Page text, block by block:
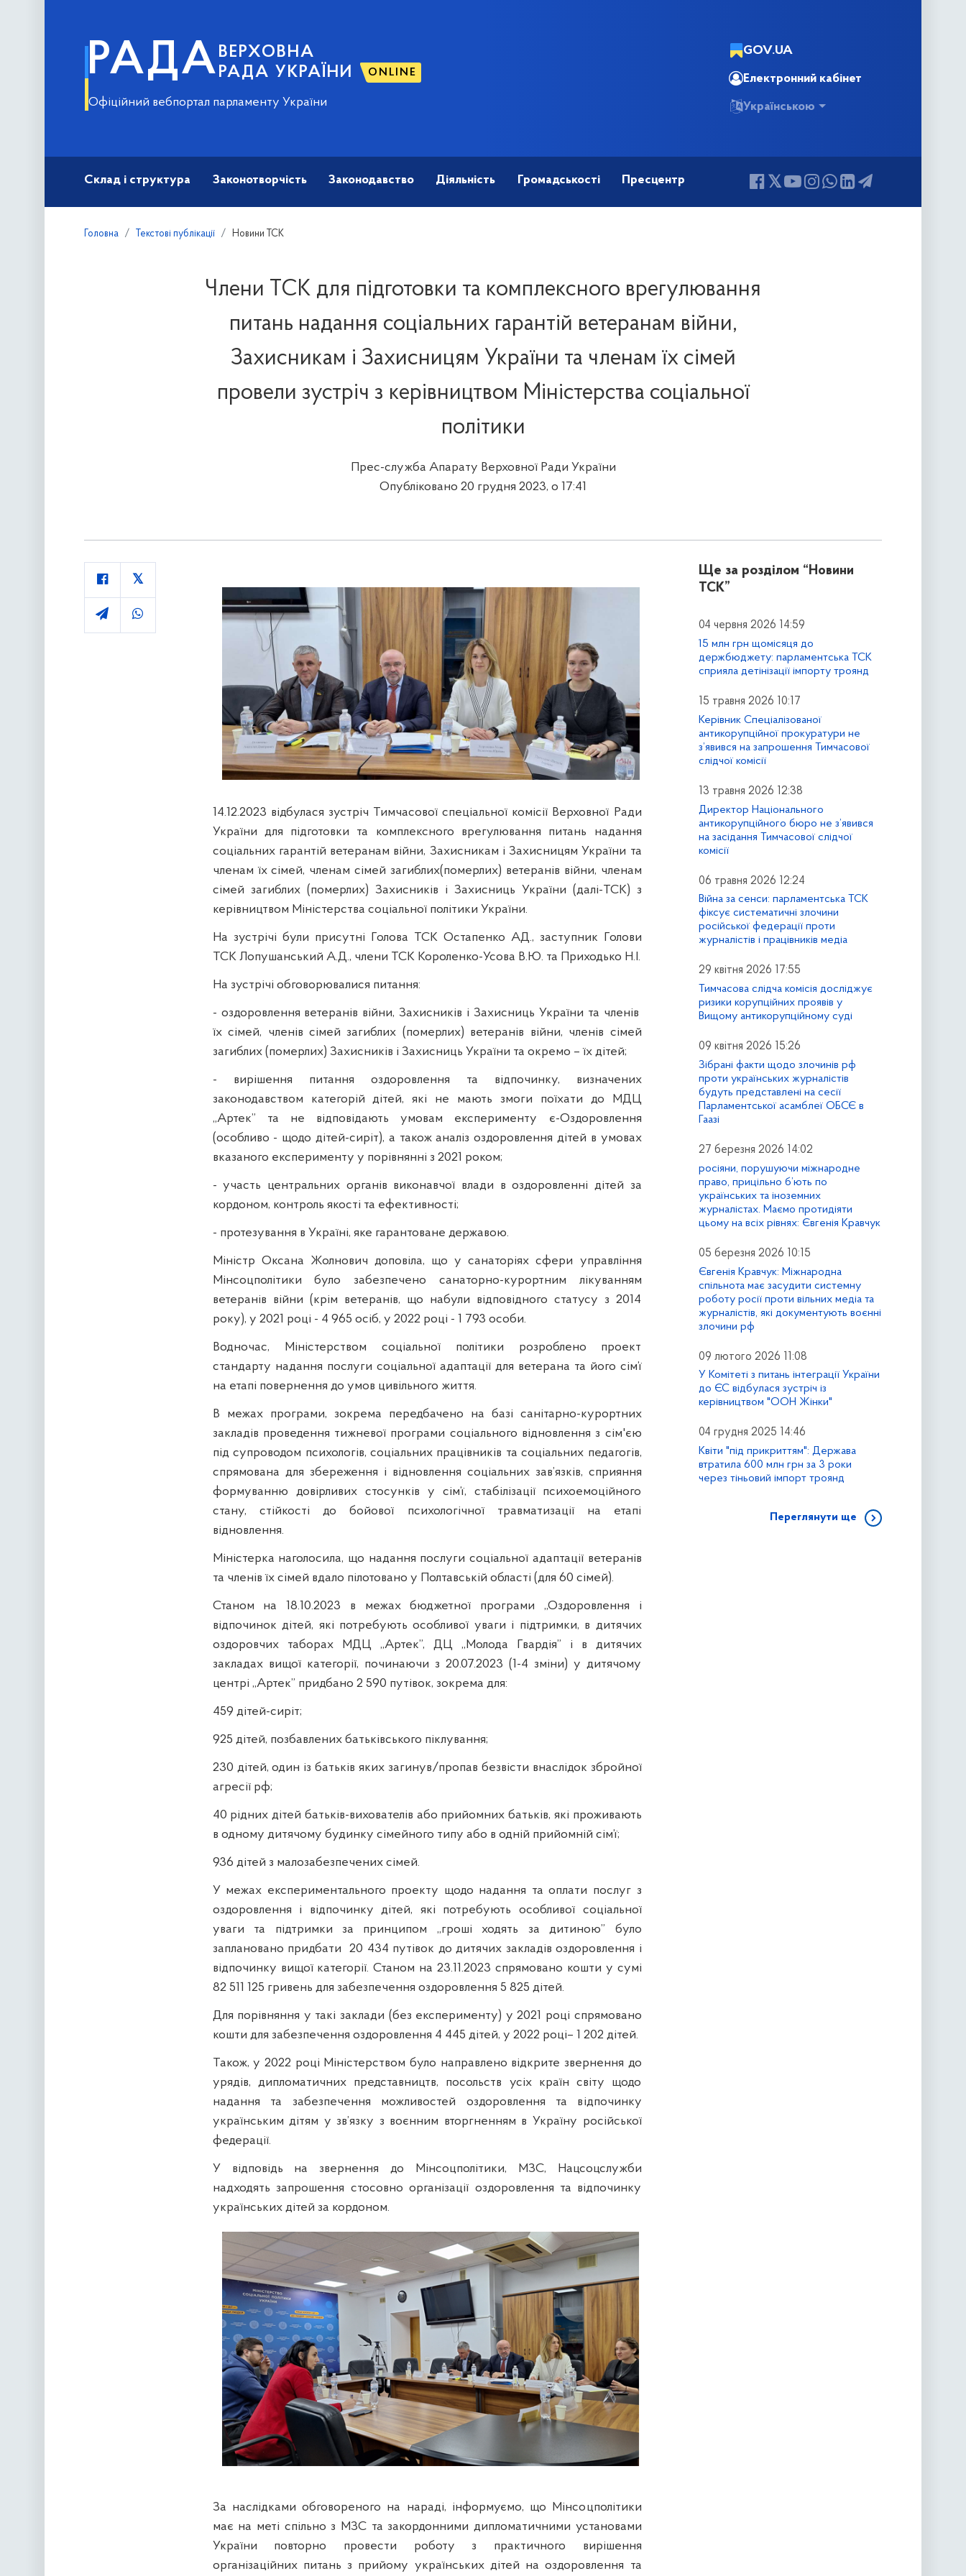
РАДА ВЕРХОВНА
РАДА УКРАЇНИ
ONLINE
Офіційний вебпортал парламенту України
GOV.UA
Електронний кабінет
Українською
Склад і структура Законотворчість Законодавство Діяльність Громадськості Пресцентр
Головна Текстові публікації Новини ТСК
Члени ТСК для підготовки та комплексного врегулювання
питань надання соціальних гарантій ветеранам війни,
Захисникам і Захисницям України та членам їх сімей
провели зустріч з керівництвом Міністерства соціальної
політики
Прес-служба Апарату Верховної Ради України
Опубліковано 20 грудня 2023, о 17:41
14.12.2023 відбулася зустріч Тимчасової спеціальної комісії Верховної Ради
України для підготовки та комплексного врегулювання питань надання
соціальних гарантій ветеранам війни, Захисникам і Захисницям України та
членам їх сімей, членам сімей загиблих(померлих) ветеранів війни, членам
сімей загиблих (померлих) Захисників і Захисниць України (далі-ТСК) з
керівництвом Міністерства соціальної політики України.
На зустрічі були присутні Голова ТСК Остапенко АД., заступник Голови
ТСК Лопушанський А.Д., члени ТСК Короленко-Усова В.Ю. та Приходько Н.І.
На зустрічі обговорювалися питання:
- оздоровлення ветеранів війни, Захисників і Захисниць України та членів
їх сімей, членів сімей загиблих (померлих) ветеранів війни, членів сімей
загиблих (померлих) Захисників і Захисниць України та окремо – їх дітей;
- вирішення питання оздоровлення та відпочинку, визначених
законодавством категорій дітей, які не мають змоги поїхати до МДЦ
„Артек” та не відповідають умовам експерименту є-Оздоровлення
(особливо - щодо дітей-сиріт), а також аналіз оздоровлення дітей в умовах
вказаного експерименту у порівнянні з 2021 роком;
- участь центральних органів виконавчої влади в оздоровленні дітей за
кордоном, контроль якості та ефективності;
- протезування в Україні, яке гарантоване державою.
Міністр Оксана Жолнович доповіла, що у санаторіях сфери управління
Мінсоцполітики було забезпечено санаторно-курортним лікуванням
ветеранів війни (крім ветеранів, що набули відповідного статусу з 2014
року), у 2021 році - 4 965 осіб, у 2022 році - 1 793 особи.
Водночас, Міністерством соціальної політики розроблено проект
стандарту надання послуги соціальної адаптації для ветерана та його сім’ї
на етапі повернення до умов цивільного життя.
В межах програми, зокрема передбачено на базі санітарно-курортних
закладів проведення тижневої програми соціального відновлення з сім'єю
під супроводом психологів, соціальних працівників та соціальних педагогів,
спрямована для збереження і відновлення соціальних зав’язків, сприяння
формуванню довірливих стосунків у сім’ї, стабілізації психоемоційного
стану, стійкості до бойової психологічної травматизації на етапі
відновлення.
Міністерка наголосила, що надання послуги соціальної адаптації ветеранів
та членів їх сімей вдало пілотовано у Полтавській області (для 60 сімей).
Станом на 18.10.2023 в межах бюджетної програми ,,Оздоровлення і
відпочинок дітей, які потребують особливої уваги і підтримки, в дитячих
оздоровчих таборах МДЦ ,,Артек”, ДЦ ,,Молода Гвардія” і в дитячих
закладах вищої категорії, починаючи з 20.07.2023 (1-4 зміни) у дитячому
центрі ,,Артек” придбано 2 590 путівок, зокрема для:
459 дітей-сиріт;
925 дітей, позбавлених батьківського піклування;
230 дітей, один із батьків яких загинув/пропав безвісти внаслідок збройної
агресії рф;
40 рідних дітей батьків-вихователів або прийомних батьків, які проживають
в одному дитячому будинку сімейного типу або в одній прийомній сім’ї;
936 дітей з малозабезпечених сімей.
У межах експериментального проекту щодо надання та оплати послуг з
оздоровлення і відпочинку дітей, які потребують особливої соціальної
уваги та підтримки за принципом ,,гроші ходять за дитиною” було
заплановано придбати
20 434 путівок до дитячих закладів оздоровлення і
відпочинку вищої категорії. Станом на 23.11.2023 спрямовано кошти у сумі
82 511 125 гривень для забезпечення оздоровлення 5 825 дітей.
Для порівняння у такі заклади (без експерименту) у 2021 році спрямовано
кошти для забезпечення оздоровлення 4 445 дітей, у 2022 році– 1 202 дітей.
Також, у 2022 році Міністерством було направлено відкрите звернення до
урядів, дипломатичних представництв, посольств усіх країн світу щодо
надання та забезпечення можливостей оздоровлення та відпочинку
українським дітям у зв’язку з воєнним вторгненням в Україну російської
федерації.
У відповідь на звернення до Мінсоцполітики, МЗС, Нацсоцслужби
надходять запрошення стосовно організації оздоровлення та відпочинку
українських дітей за кордоном.
За наслідками обговореного на нараді, інформуємо, що Мінсоцполітики
має на меті спільно з МЗС та закордонними дипломатичними установами
України повторно провести роботу з практичного вирішення
організаційних питань з прийому українських дітей на оздоровлення та
Ще за розділом “Новини
ТСК”
04 червня 2026 14:59
15 млн грн щомісяця до
держбюджету: парламентська ТСК
сприяла детінізації імпорту троянд
15 травня 2026 10:17
Керівник Спеціалізованої
антикорупційної прокуратури не
з’явився на запрошення Тимчасової
слідчої комісії
13 травня 2026 12:38
Директор Національного
антикорупційного бюро не з’явився
на засідання Тимчасової слідчої
комісії
06 травня 2026 12:24
Війна за сенси: парламентська ТСК
фіксує систематичні злочини
російської федерації проти
журналістів і працівників медіа
29 квітня 2026 17:55
Тимчасова слідча комісія досліджує
ризики корупційних проявів у
Вищому антикорупційному суді
09 квітня 2026 15:26
Зібрані факти щодо злочинів рф
проти українських журналістів
будуть представлені на сесії
Парламентської асамблеї ОБСЄ в
Гаазі
27 березня 2026 14:02
росіяни, порушуючи міжнародне
право, прицільно б’ють по
українських та іноземних
журналістах. Маємо протидіяти
цьому на всіх рівнях: Євгенія Кравчук
05 березня 2026 10:15
Євгенія Кравчук: Міжнародна
спільнота має засудити системну
роботу росії проти вільних медіа та
журналістів, які документують воєнні
злочини рф
09 лютого 2026 11:08
У Комітеті з питань інтеграції України
до ЄС відбулася зустріч із
керівництвом "ООН Жінки"
04 грудня 2025 14:46
Квіти "під прикриттям": Держава
втратила 600 млн грн за 3 роки
через тіньовий імпорт троянд
Переглянути ще